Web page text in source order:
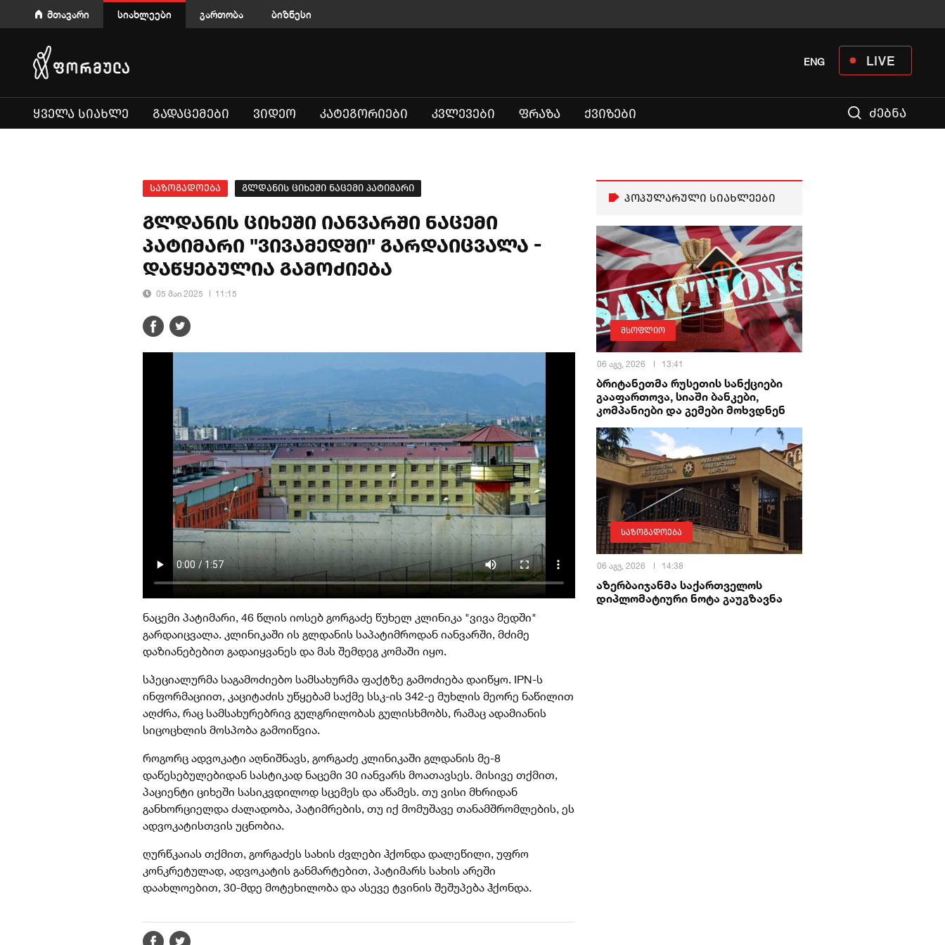
მთავარი სიახლეები გართობა ბიზნესი
LIVE
ENG
ᲧᲕᲔᲚᲐ ᲡᲘᲐᲮᲚᲔ ᲒᲐᲓᲐᲪᲔᲛᲔᲑᲘ ᲕᲘᲓᲔᲝ ᲙᲐᲢᲔᲒᲝᲠᲘᲔᲑᲘ ᲙᲕᲚᲔᲕᲔᲑᲘ ᲤᲠᲐᲖᲐ ᲥᲕᲘᲖᲔᲑᲘ ძებნა
საზოგადოება გლდანის ციხეში ნაცემი პატიმარი
გლდანის ციხეში იანვარში ნაცემი
პატიმარი "ვივამედში" გარდაიცვალა -
დაწყებულია გამოძიება
05 მაი 2025 11:15
ნაცემი პატიმარი, 46 წლის იოსებ გორგაძე წუხელ კლინიკა "ვივა მედში"
გარდაიცვალა. კლინიკაში ის გლდანის საპატიმროდან იანვარში, მძიმე
დაზიანებებით გადაიყვანეს და მას შემდეგ კომაში იყო.
სპეციალურმა საგამოძიებო სამსახურმა ფაქტზე გამოძიება დაიწყო. IPN-ს
ინფორმაციით, კაციტაძის უწყებამ საქმე სსკ-ის 342-ე მუხლის მეორე ნაწილით
აღძრა, რაც სამსახურებრივ გულგრილობას გულისხმობს, რამაც ადამიანის
სიცოცხლის მოსპობა გამოიწვია.
როგორც ადვოკატი აღნიშნავს, გორგაძე კლინიკაში გლდანის მე-8
დაწესებულებიდან სასტიკად ნაცემი 30 იანვარს მოათავსეს. მისივე თქმით,
პაციენტი ციხეში სასიკვდილოდ სცემეს და აწამეს. თუ ვისი მხრიდან
განხორციელდა ძალადობა, პატიმრების, თუ იქ მომუშავე თანამშრომლების, ეს
ადვოკატისთვის უცნობია.
ღურწკაიას თქმით, გორგაძეს სახის ძვლები ჰქონდა დალეწილი, უფრო
კონკრეტულად, ადვოკატის განმარტებით, პატიმარს სახის არეში
დაახლოებით, 30-მდე მოტეხილობა და ასევე ტვინის შეშუპება ჰქონდა.
პოპულარული სიახლეები
მსოფლიო
06 აგვ, 2026 13:41
ბრიტანეთმა რუსეთის სანქციები
გააფართოვა, სიაში ბანკები,
კომპანიები და გემები მოხვდნენ
საზოგადოება
06 აგვ, 2026 14:38
აზერბაიჯანმა საქართველოს
დიპლომატიური ნოტა გაუგზავნა